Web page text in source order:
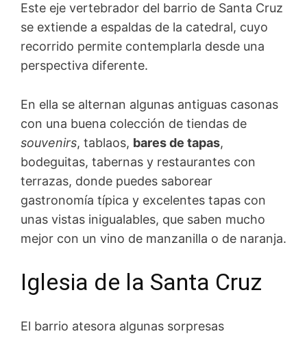
Este eje vertebrador del barrio de Santa Cruz
se extiende a espaldas de la catedral, cuyo
recorrido permite contemplarla desde una
perspectiva diferente.
En ella se alternan algunas antiguas casonas
con una buena colección de tiendas de
souvenirs, tablaos, bares de tapas,
bodeguitas, tabernas y restaurantes con
terrazas, donde puedes saborear
gastronomía típica y excelentes tapas con
unas vistas inigualables, que saben mucho
mejor con un vino de manzanilla o de naranja.
Iglesia de la Santa Cruz
El barrio atesora algunas sorpresas